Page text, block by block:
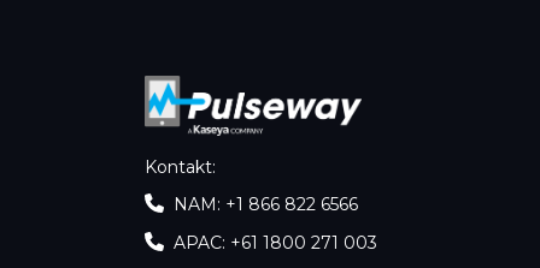
Kontakt:
NAM: +1 866 822 6566
APAC: +61 1800 271 003